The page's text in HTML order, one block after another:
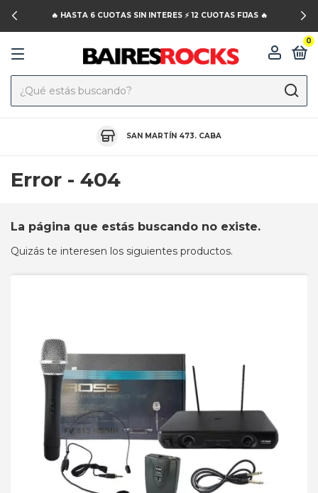
🔥 HASTA 6 CUOTAS SIN INTERES ⚡️ 12 CUOTAS FIJAS 🔥
0
SAN MARTÍN 473. CABA
Error - 404
La página que estás buscando no existe.
Quizás te interesen los siguientes productos.